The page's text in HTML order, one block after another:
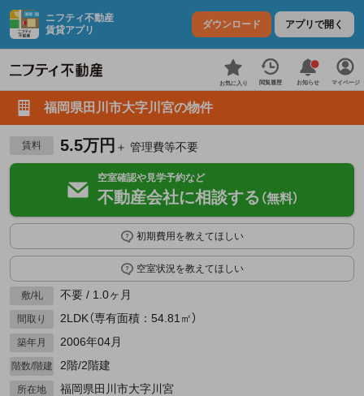
ニフティ不動産
賃貸アプリ
ダウンロード アプリで開く
お気に入り 閲覧履歴 お知らせ マイページ
福岡県田川市大字川宮の物件
賃料 5.5万円 ＋ 管理費等不要
空室確認や見学予約など
不動産会社に相談する （無料）
初期費用を教えてほしい
空室状況を教えてほしい
敷/礼 不要 / 1.0ヶ月
間取り 2LDK（専有面積：54.81㎡）
築年月 2006年04月
階数/階建 2階/2階建
所在地 福岡県田川市大字川宮